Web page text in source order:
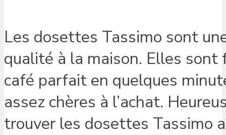
Les dosettes Tassimo sont
qualité à la maison. Elles
café parfait en quelques
assez chères à l’achat.
trouver les dosettes Tassimo